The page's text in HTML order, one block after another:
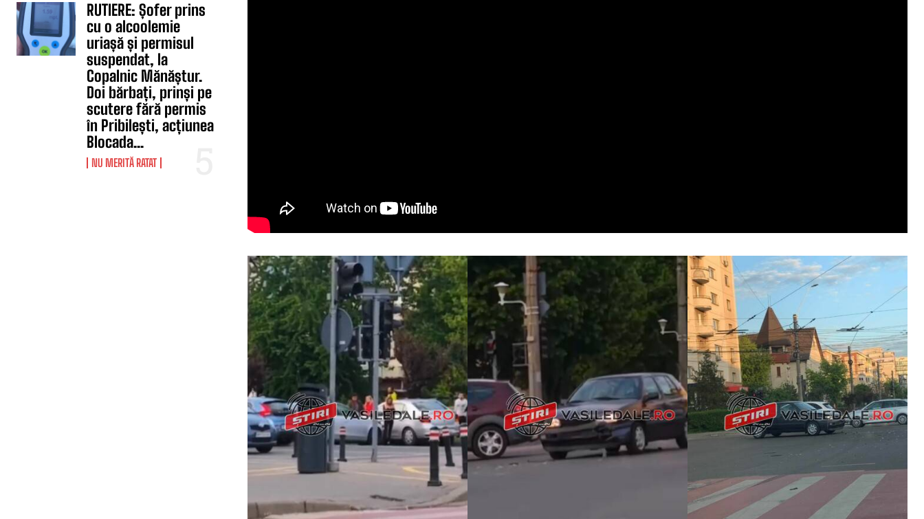
RUTIERE: Șofer prins
cu o alcoolemie
uriașă și permisul
suspendat, la
Copalnic Mănăștur.
Doi bărbați, prinși pe
scutere fără permis
în Pribilești, acțiunea
Blocada...
NU MERITĂ RATAT